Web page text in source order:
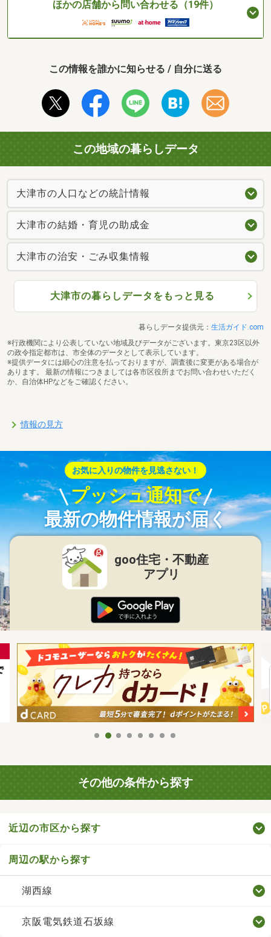
ほかの店舗から問い合わせる（19件）
この情報を誰かに知らせる / 自分に送る
この地域の暮らしデータ
大津市の人口などの統計情報
大津市の結婚・育児の助成金
大津市の治安・ごみ収集情報
大津市の暮らしデータをもっと見る
暮らしデータ提供元： 生活ガイド.com
※行政機関により公表していない地域及びデータがございます。東京23区以外
の政令指定都市は、市全体のデータとして表示しています。
※提供データには細心の注意を払っておりますが、調査後に変更がある場合が
あります。 最新の情報につきましては各市区役所までお問い合わせいただく
か、自治体HPなどをご確認ください。
情報の見方
お気に入りの物件を見逃さない！
プッシュ通知で
最新の物件情報が届く
goo住宅・不動産
アプリ
その他の条件から探す
近辺の市区から探す
周辺の駅から探す
湖西線
京阪電気鉄道石坂線